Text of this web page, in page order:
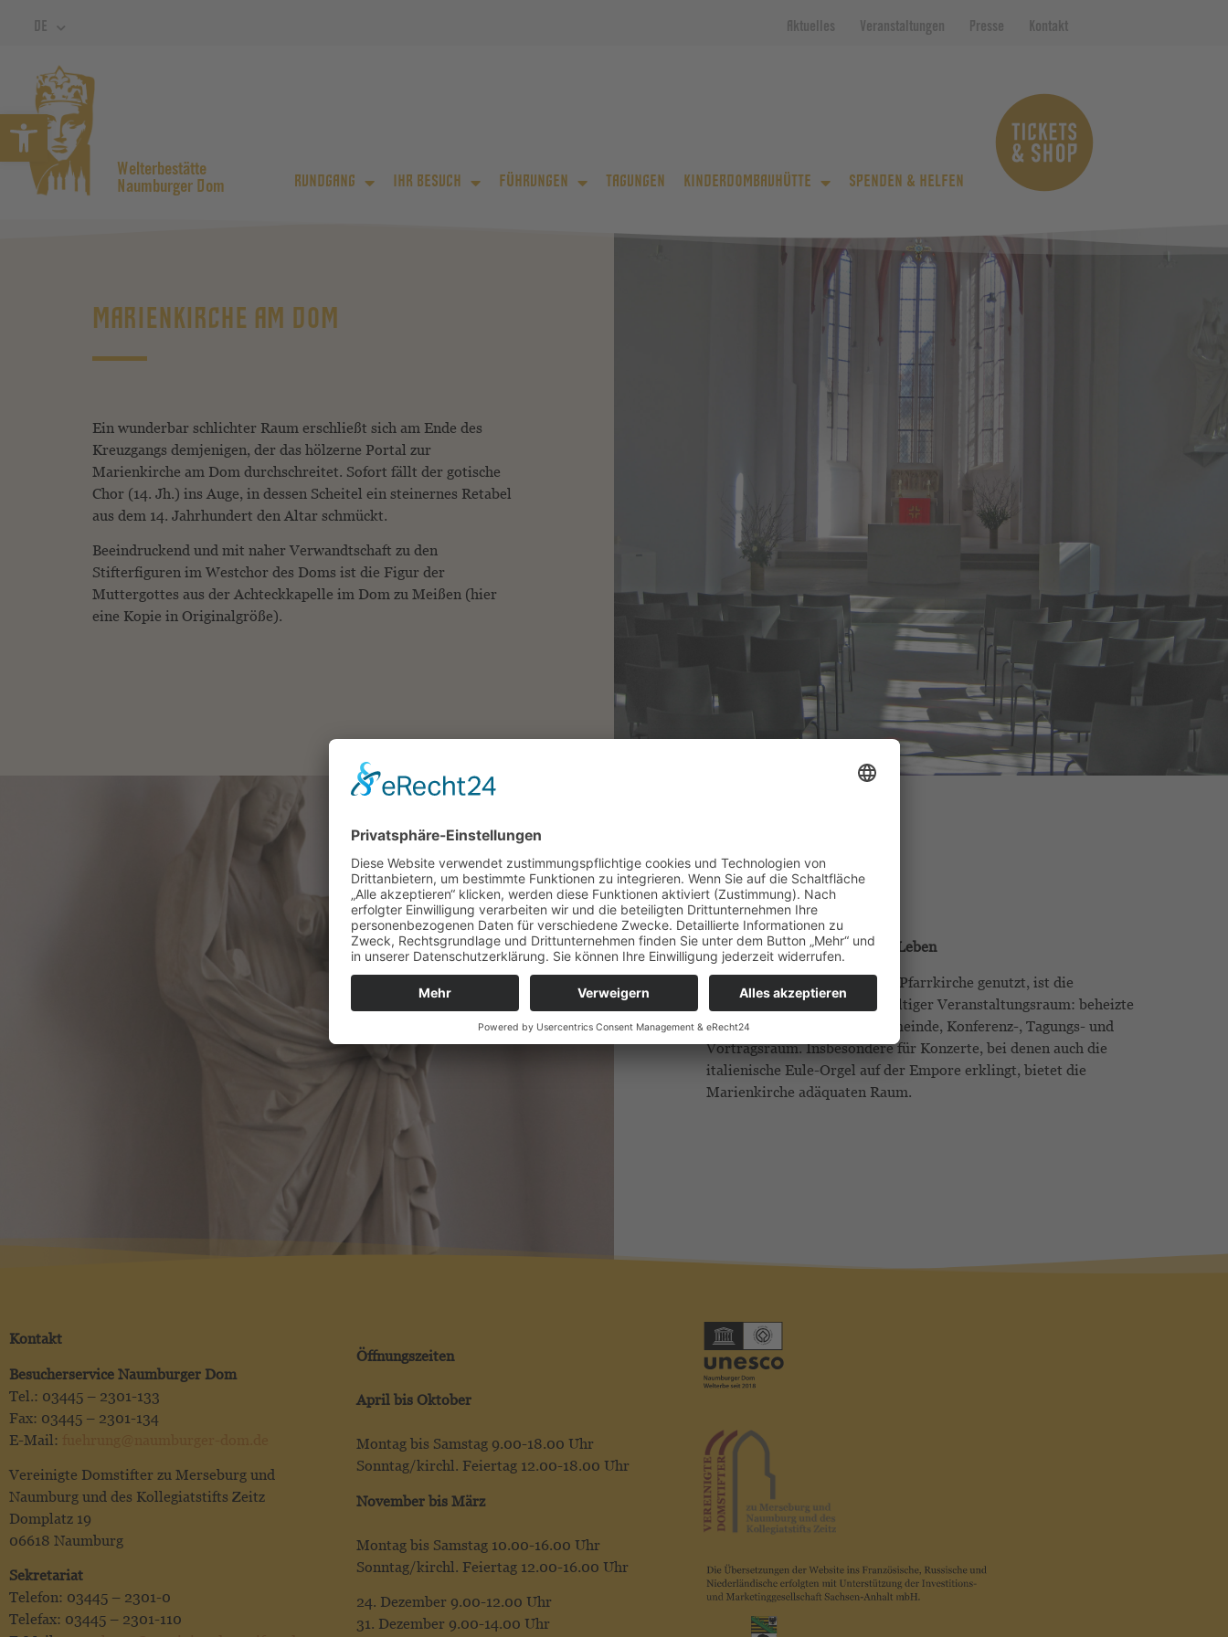
Symbolleiste öffnen
DE Aktuelles Veranstaltungen Presse Kontakt
Welterbestätte
Naumburger Dom
RUNDGANG IHR BESUCH FÜHRUNGEN TAGUNGEN KINDERDOMBAUHÜTTE SPENDEN & HELFEN
MARIENKIRCHE AM DOM
Ein wunderbar schlichter Raum erschließt sich am Ende des
Kreuzgangs demjenigen, der das hölzerne Portal zur
Marienkirche am Dom durchschreitet. Sofort fällt der gotische
Chor (14. Jh.) ins Auge, in dessen Scheitel ein steinernes Retabel
aus dem 14. Jahrhundert den Altar schmückt.
Beeindruckend und mit naher Verwandtschaft zu den
Stifterfiguren im Westchor des Doms ist die Figur der
Muttergottes aus der Achteckkapelle im Dom zu Meißen (hier
eine Kopie in Originalgröße).
Nutzung so vielfältig wie das Leben
Schon im 12. Jahrhundert als Pfarrkirche genutzt, ist die
Marienkirche heute ein vielfältiger Veranstaltungsraum: beheizte
Winterkirche für die Domgemeinde, Konferenz-, Tagungs- und
Vortragsraum. Insbesondere für Konzerte, bei denen auch die
italienische Eule-Orgel auf der Empore erklingt, bietet die
Marienkirche adäquaten Raum.
Kontakt
Besucherservice Naumburger Dom
Tel.: 03445 – 2301-133
Fax: 03445 – 2301-134
E-Mail:
Vereinigte Domstifter zu Merseburg und
Naumburg und des Kollegiatstifts Zeitz
Domplatz 19
06618 Naumburg
Sekretariat
Telefon: 03445 – 2301-0
Telefax: 03445 – 2301-110
Öffnungszeiten
April bis Oktober
Montag bis Samstag 9.00-18.00 Uhr
Sonntag/kirchl. Feiertag 12.00-18.00 Uhr
November bis März
Montag bis Samstag 10.00-16.00 Uhr
Sonntag/kirchl. Feiertag 12.00-16.00 Uhr
24. Dezember 9.00-12.00 Uhr
31. Dezember 9.00-14.00 Uhr